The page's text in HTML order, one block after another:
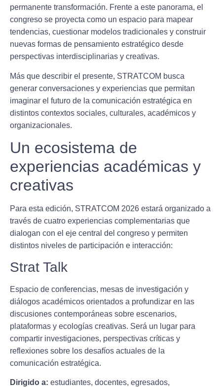
permanente transformación. Frente a este panorama, el
congreso se proyecta como un espacio para mapear
tendencias, cuestionar modelos tradicionales y construir
nuevas formas de pensamiento estratégico desde
perspectivas interdisciplinarias y creativas.
Más que describir el presente, STRATCOM busca
generar conversaciones y experiencias que permitan
imaginar el futuro de la comunicación estratégica en
distintos contextos sociales, culturales, académicos y
organizacionales.
Un ecosistema de
experiencias académicas y
creativas
Para esta edición, STRATCOM 2026 estará organizado a
través de cuatro experiencias complementarias que
dialogan con el eje central del congreso y permiten
distintos niveles de participación e interacción:
Strat Talk
Espacio de conferencias, mesas de investigación y
diálogos académicos orientados a profundizar en las
discusiones contemporáneas sobre escenarios,
plataformas y ecologías creativas. Será un lugar para
compartir investigaciones, perspectivas críticas y
reflexiones sobre los desafíos actuales de la
comunicación estratégica.
Dirigido a: estudiantes, docentes, egresados,